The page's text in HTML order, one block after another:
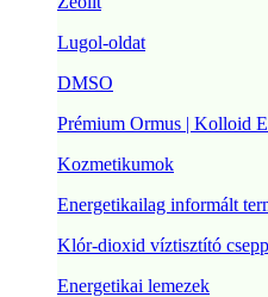
Lugol-oldat
DMSO
Prémium Ormus | Kolloid
Kozmetikumok
Energetikailag informált
Klór-dioxid víztisztító
Energetikai lemezek